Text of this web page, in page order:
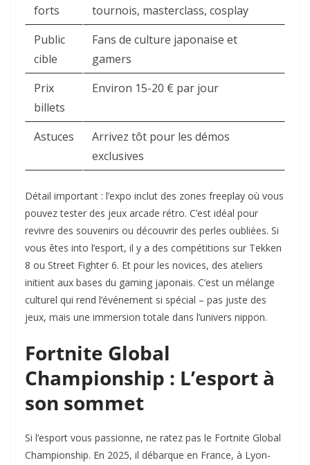
forts
tournois, masterclass, cosplay
Public
cible
Fans de culture japonaise et
gamers
Prix
billets
Environ 15-20 € par jour
Astuces
Arrivez tôt pour les démos
exclusives
Détail important : l’expo inclut des zones freeplay où vous
pouvez tester des jeux arcade rétro. C’est idéal pour
revivre des souvenirs ou découvrir des perles oubliées. Si
vous êtes into l’esport, il y a des compétitions sur Tekken
8 ou Street Fighter 6. Et pour les novices, des ateliers
initient aux bases du gaming japonais. C’est un mélange
culturel qui rend l’événement si spécial – pas juste des
jeux, mais une immersion totale dans l’univers nippon.
Fortnite Global
Championship : L’esport à
son sommet
Si l’esport vous passionne, ne ratez pas le Fortnite Global
Championship. En 2025, il débarque en France, à Lyon-